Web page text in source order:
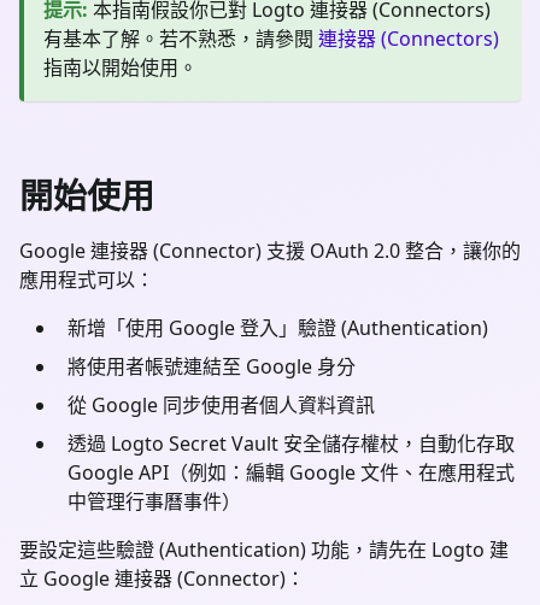
提示: 本指南假設你已對 Logto 連接器 (Connectors)
有基本了解。若不熟悉，請參閱 連接器 (Connectors)
指南以開始使用。
開始使用
Google 連接器 (Connector) 支援 OAuth 2.0 整合，讓你的
應用程式可以：
新增「使用 Google 登入」驗證 (Authentication)
將使用者帳號連結至 Google 身分
從 Google 同步使用者個人資料資訊
透過 Logto Secret Vault 安全儲存權杖，自動化存取
Google API（例如：編輯 Google 文件、在應用程式
中管理行事曆事件）
要設定這些驗證 (Authentication) 功能，請先在 Logto 建
立 Google 連接器 (Connector)：